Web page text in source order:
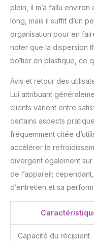
plein, il m’a fallu
long, mais il suffit d’un
organisation pour en
noter que la dispersion
boîtier en plastique, ce
Avis et retour des
Lui attribuant
clients varient entre
certains aspects
fréquemment citée
accélérer le
divergent également
de l’appareil;
d’entretien et sa
Capacité du récipient